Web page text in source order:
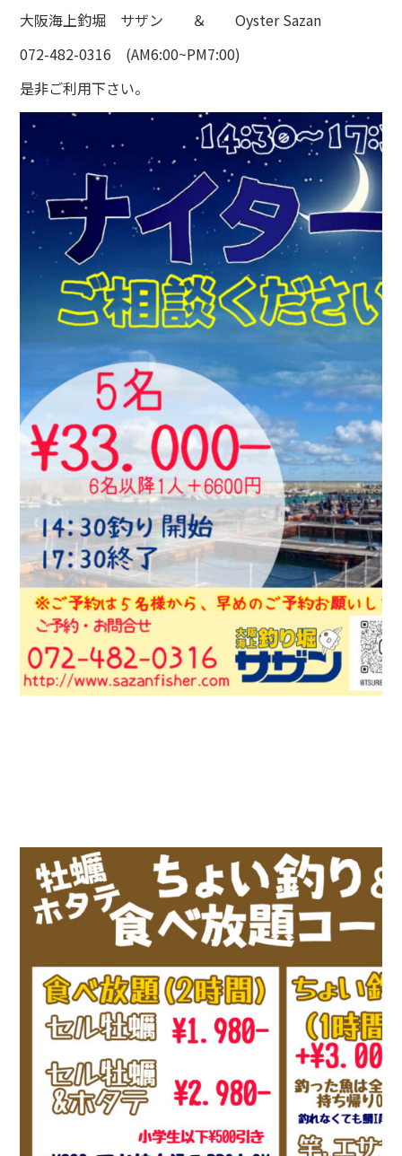
大阪海上釣堀 サザン ＆ Oyster Sazan
072-482-0316 (AM6:00~PM7:00)
是非ご利用下さい。